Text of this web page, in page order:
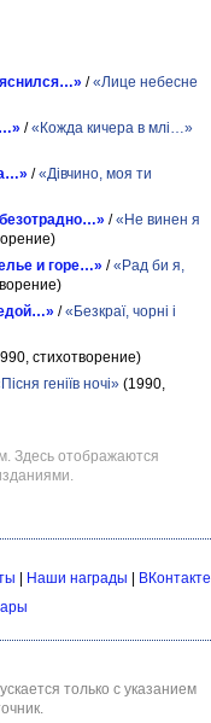
/«Лице небесне
/«Кожда кичера в млі…»
/«Дівчино, моя ти
/«Не винен я
и горе…» /«Рад би я,
/«Безкраї, чорні і
стихотворение)
геніїв ночі» (1990,
Здесь отображаются
Наши награды
ВКонтакте
только с указанием